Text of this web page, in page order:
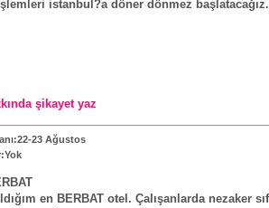
istanbul?a döner dönmez başlatacağız.
şikayet yaz
23 Ağustos
en BERBAT otel. Çalışanlarda nezaker